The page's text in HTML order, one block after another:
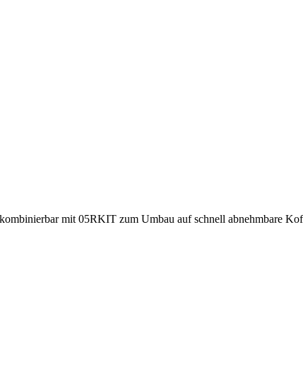
mit 05RKIT zum Umbau auf schnell abnehmbare